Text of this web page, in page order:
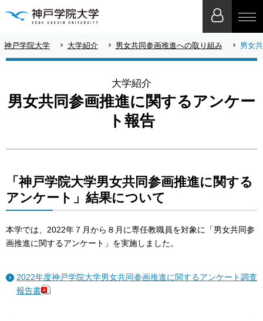
神戸学院大学 大学紹介 男女共同参画推進への取り組み 男女
大学紹介
男女共同参画推進に関するアンケー
ト報告
「神戸学院大学男女共同参画推進に関する
アンケート」結果について
本学では、2022年７月から８月に専任教職員を対象に「男女共同参
画推進に関するアンケート」を実施しました。
2022年度神戸学院大学男女共同参画推進に関するアンケート調査
報告書